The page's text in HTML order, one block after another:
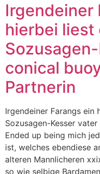
Irgendeiner
hierbei liest
conical
Partnerin
Irgendeiner Farangs ein
Sozusagen-Kesser
Ended up being mich
ist, welches ebendiese
alteren Mannlicheren
so wie selbige